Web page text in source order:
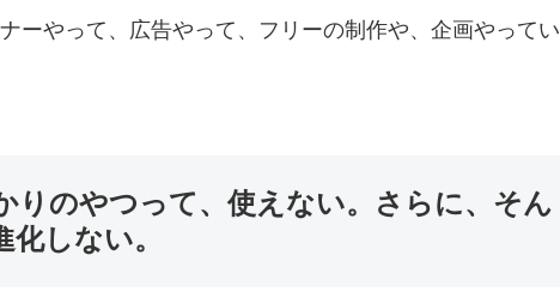
ーやって、広告やって、フリーの制作や、企画やってい
りのやつって、使えない。さらに、そん
しない。